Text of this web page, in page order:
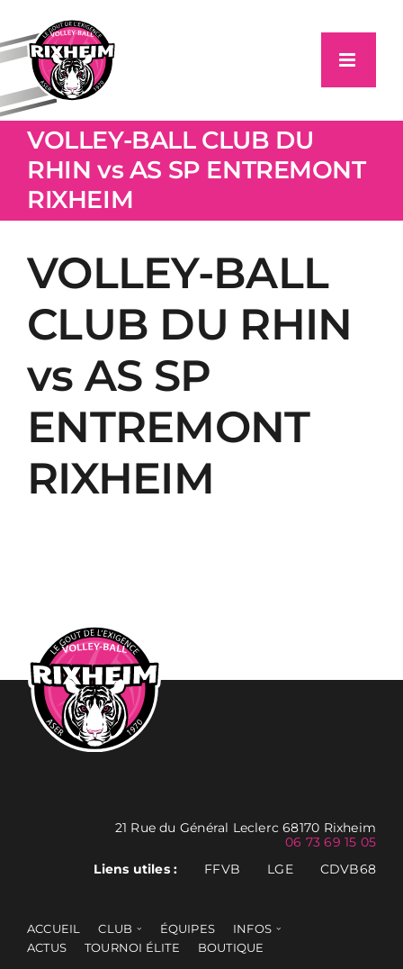
contenu
VOLLEY-BALL CLUB DU
RHIN vs AS SP ENTREMONT
RIXHEIM
VOLLEY-BALL
CLUB DU RHIN
vs AS SP
ENTREMONT
RIXHEIM
21 Rue du Général Leclerc 68170 Rixheim
06 73 69 15 05
Liens utiles :
FFVB LGE CDVB68
ACCUEIL CLUB ÉQUIPES
INFOS
ACTUS
TOURNOI ÉLITE BOUTIQUE